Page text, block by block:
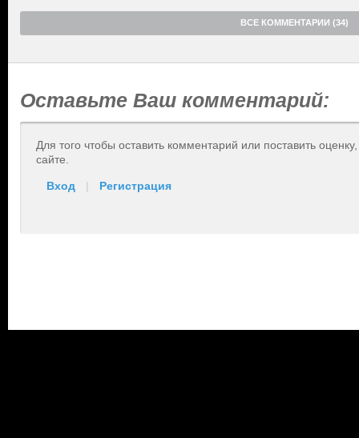
ВСЕ КОММЕНТАРИИ (34)
Оставьте Ваш комментарий:
Для того чтобы оставить комментарий или поставить
сайте.
Вход | Регистрация